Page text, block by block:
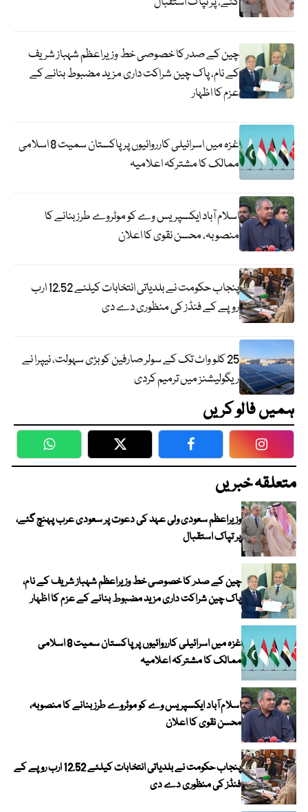
چین کے صدر کا خصوصی خط وزیراعظم شہباز شریف
کے نام، پاک چین شراکت داری مزید مضبوط بنانے کے
عزم کا اظہار
غزہ میں اسرائیلی کارروائیوں پر پاکستان سمیت 8 اسلامی
ممالک کا مشترکہ اعلامیہ
اسلام آباد ایکسپریس وے کو موٹروے طرز بنانے کا
منصوبہ، محسن نقوی کا اعلان
پنجاب حکومت نے بلدیاتی انتخابات کیلئے 12.52 ارب
روپے کے فنڈز کی منظوری دے دی
25 کلو واٹ تک کے سولر صارفین کو بڑی سہولت، نیپرا نے
ریگولیشنز میں ترمیم کردی
ہمیں فالو کریں
WhatsApp Twitter Facebook
متعلقہ خبریں
وزیراعظم سعودی ولی عہد کی دعوت پر سعودی عرب پہنچ گئے،
پر تپاک استقبال
چین کے صدر کا خصوصی خط وزیراعظم شہباز شریف کے نام،
پاک چین شراکت داری مزید مضبوط بنانے کے عزم کا اظہار
غزہ میں اسرائیلی کارروائیوں پر پاکستان سمیت 8 اسلامی
ممالک کا مشترکہ اعلامیہ
اسلام آباد ایکسپریس وے کو موٹروے طرز بنانے کا منصوبہ،
محسن نقوی کا اعلان
پنجاب حکومت نے بلدیاتی انتخابات کیلئے 12.52 ارب روپے کے
فنڈز کی منظوری دے دی